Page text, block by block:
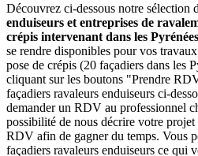
Découvrez ci-dessous notre sélection
enduiseurs et entreprises de
crépis intervenant dans les
se rendre disponibles pour vos
pose de crépis (20 façadiers dans les
cliquant sur les boutons "Prendre
façadiers ravaleurs enduiseurs ci-
demander un RDV au professionnel
possibilité de nous décrire votre
RDV afin de gagner du temps. Vous
façadiers ravaleurs enduiseurs ce qui